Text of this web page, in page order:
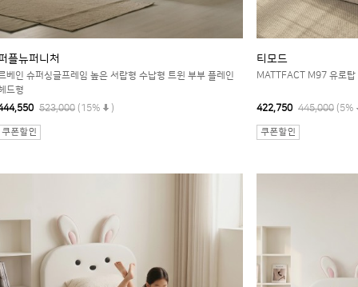
플뉴퍼니처
베인 슈퍼싱글프레임 높은 서랍형 수납형 트윈 부부 플레인
드형
523,000 (15% )
티모드
MATTFACT M97 유로탑
422,750 445,000 (5%